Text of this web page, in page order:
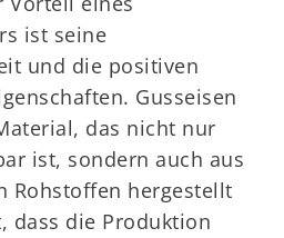
ist seine
und die positiven
Gusseisen
das nicht nur
ist, sondern auch aus
Rohstoffen hergestellt
dass die Produktion